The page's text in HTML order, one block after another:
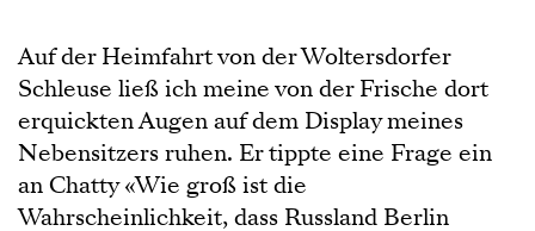
Auf der Heimfahrt von der Woltersdorfer
Schleuse ließ ich meine von der Frische dort
erquickten Augen auf dem Display meines
Nebensitzers ruhen. Er tippte eine Frage ein
an Chatty «Wie groß ist die
Wahrscheinlichkeit, dass Russland Berlin